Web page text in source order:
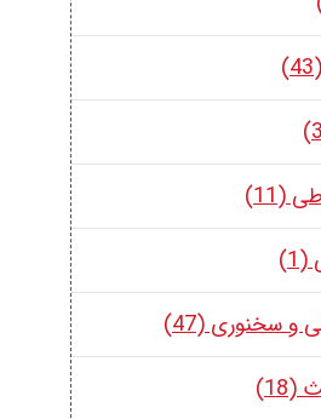
(47)